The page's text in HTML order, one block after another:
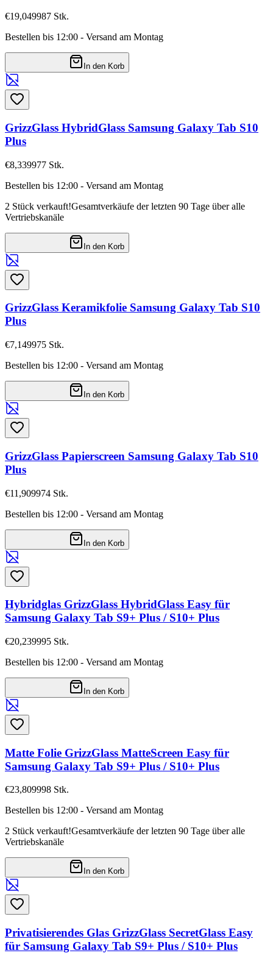
€19,049987 Stk.
Bestellen bis 12:00 - Versand am Montag
In den Korb
GrizzGlass HybridGlass Samsung Galaxy Tab S10
Plus
€8,339977 Stk.
Bestellen bis 12:00 - Versand am Montag
2 Stück verkauft!Gesamtverkäufe der letzten 90 Tage über alle
Vertriebskanäle
In den Korb
GrizzGlass Keramikfolie Samsung Galaxy Tab S10
Plus
€7,149975 Stk.
Bestellen bis 12:00 - Versand am Montag
In den Korb
GrizzGlass Papierscreen Samsung Galaxy Tab S10
Plus
€11,909974 Stk.
Bestellen bis 12:00 - Versand am Montag
In den Korb
Hybridglas GrizzGlass HybridGlass Easy für
Samsung Galaxy Tab S9+ Plus / S10+ Plus
€20,239995 Stk.
Bestellen bis 12:00 - Versand am Montag
In den Korb
Matte Folie GrizzGlass MatteScreen Easy für
Samsung Galaxy Tab S9+ Plus / S10+ Plus
€23,809998 Stk.
Bestellen bis 12:00 - Versand am Montag
2 Stück verkauft!Gesamtverkäufe der letzten 90 Tage über alle
Vertriebskanäle
In den Korb
Privatisierendes Glas GrizzGlass SecretGlass Easy
für Samsung Galaxy Tab S9+ Plus / S10+ Plus